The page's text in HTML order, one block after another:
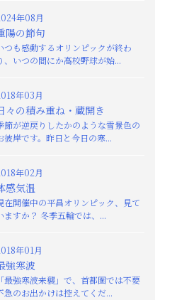
年08月
陽の節句
つも感動するオリンピックが終わ
、いつの間にか高校野球が始...
年03月
々の積み重ね・蔵開き
節が逆戻りしたかのような雪景色の
彼岸です。昨日と今日の寒...
年02月
感気温
在開催中の平昌オリンピック、見て
ますか？ 冬季五輪では、...
年01月
強寒波
「最強寒波来襲」で、首都圏では不要
急のお出かけは控えてくだ...